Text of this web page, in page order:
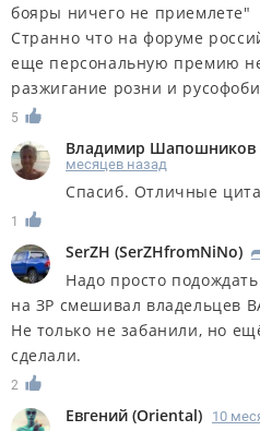
бояры ничего не приемлете"
Странно что на форуме
еще персональную премию
разжигание розни и
5
Владимир Шапошников
месяцев назад
Спасиб. Отличные
1
SerZH (SerZHfromNiNo)
Надо просто
на ЗР смешивал владельцев
Не только не забанили, но
сделали.
2
Евгений (Oriental) 10